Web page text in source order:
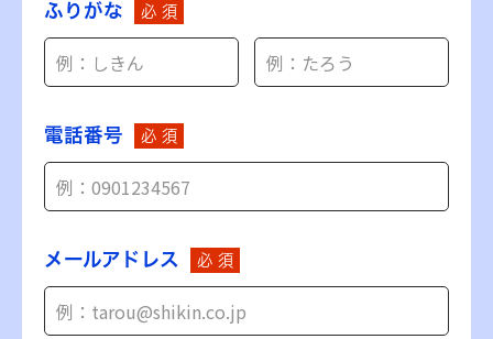
ふりがな 必 須
電話番号 必 須
メールアドレス 必 須